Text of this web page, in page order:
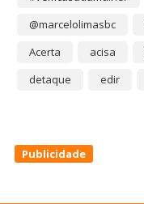
@marcelolimasbc
Acerta
acisa
detaque
edir
Publicidade